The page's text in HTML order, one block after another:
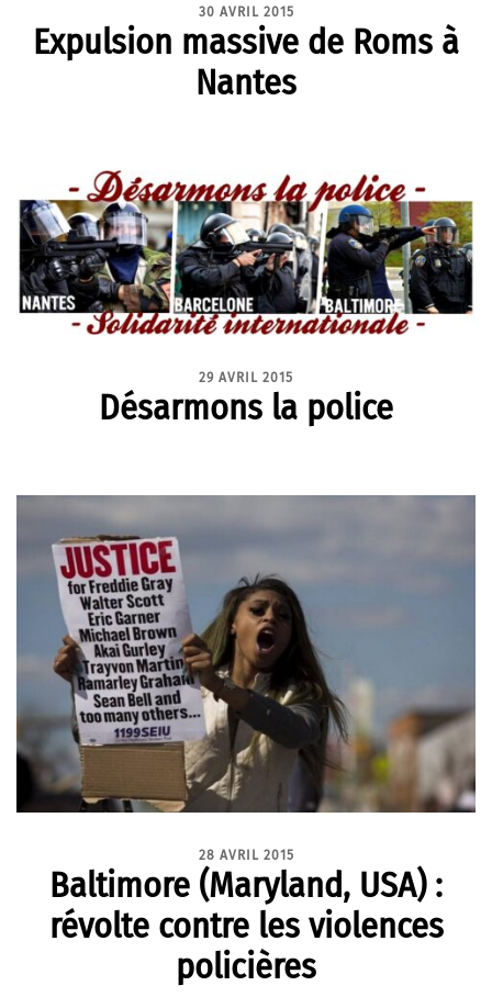
30 AVRIL 2015
Expulsion massive de Roms à
Nantes
29 AVRIL 2015
Désarmons la police
28 AVRIL 2015
Baltimore (Maryland, USA) :
révolte contre les violences
policières